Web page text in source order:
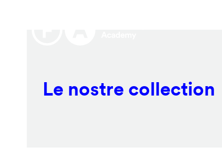
Le nostre collection